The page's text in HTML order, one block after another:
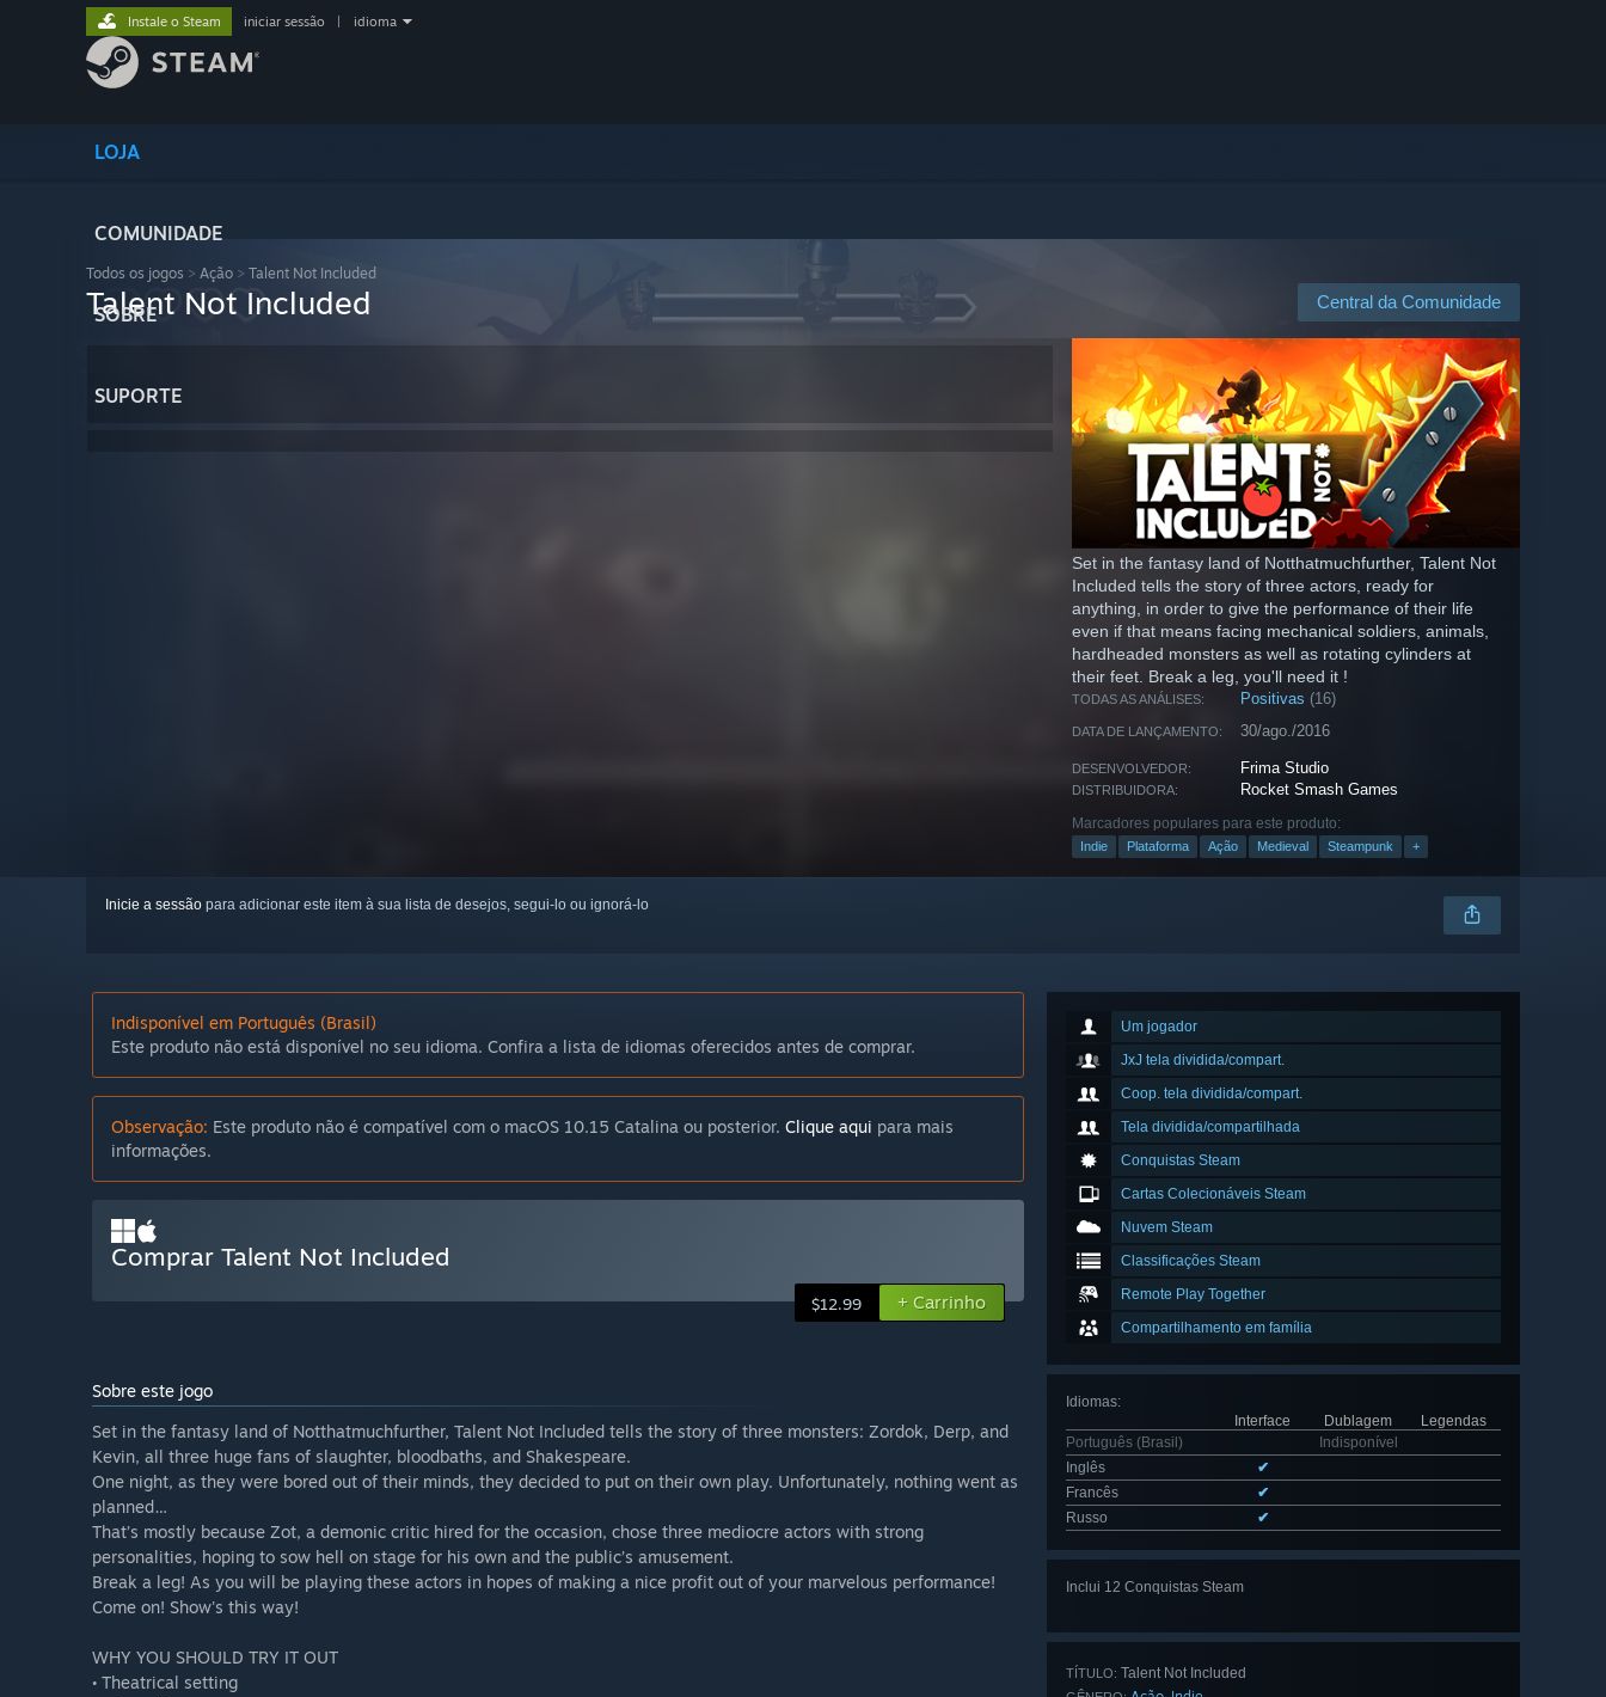
LOJA
COMUNIDADE
SOBRE
SUPORTE
Instale o Steam iniciar sessão idioma
Todos os jogos > Ação > Talent Not Included
Central da Comunidade
Talent Not Included
Set in the fantasy land of Notthatmuchfurther, Talent Not
Included tells the story of three actors, ready for
anything, in order to give the performance of their life
even if that means facing mechanical soldiers, animals,
hardheaded monsters as well as rotating cylinders at
their feet. Break a leg, you'll need it !
TODAS AS ANÁLISES: Positivas (16)
DATA DE LANÇAMENTO: 30/ago./2016
DESENVOLVEDOR: Frima Studio
DISTRIBUIDORA: Rocket Smash Games
Marcadores populares para este produto:
Indie Plataforma Ação Medieval Steampunk +
Inicie a sessão para adicionar este item à sua lista de desejos, segui-lo ou ignorá-lo
Um jogador
JxJ tela dividida/compart.
Coop. tela dividida/compart.
Tela dividida/compartilhada
Conquistas Steam
Cartas Colecionáveis Steam
Nuvem Steam
Classificações Steam
Remote Play Together
Compartilhamento em família
Idiomas:
Interface
Dublagem
Legendas
Português (Brasil)
Indisponível
Inglês
✔
Francês
✔
Russo
✔
Inclui 12 Conquistas Steam
TÍTULO: Talent Not Included
Indisponível em Português (Brasil)
Este produto não está disponível no seu idioma. Confira a lista de idiomas oferecidos antes de comprar.
Observação: Este produto não é compatível com o macOS 10.15 Catalina ou posterior. Clique aqui para mais
informações.
Comprar Talent Not Included
$12.99 + Carrinho
Sobre este jogo
Set in the fantasy land of Notthatmuchfurther, Talent Not Included tells the story of three monsters: Zordok, Derp, and
Kevin, all three huge fans of slaughter, bloodbaths, and Shakespeare.
One night, as they were bored out of their minds, they decided to put on their own play. Unfortunately, nothing went as
planned…
That’s mostly because Zot, a demonic critic hired for the occasion, chose three mediocre actors with strong
personalities, hoping to sow hell on stage for his own and the public’s amusement.
Break a leg! As you will be playing these actors in hopes of making a nice profit out of your marvelous performance!
Come on! Show's this way!
WHY YOU SHOULD TRY IT OUT
• Theatrical setting